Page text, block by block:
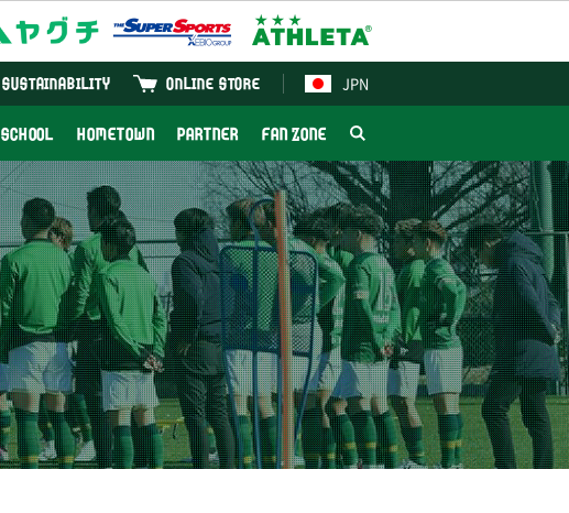
JPN
ONLINE STORE
SUSTAINABILITY
SCHOOL HOMETOWN PARTNER FAN ZONE